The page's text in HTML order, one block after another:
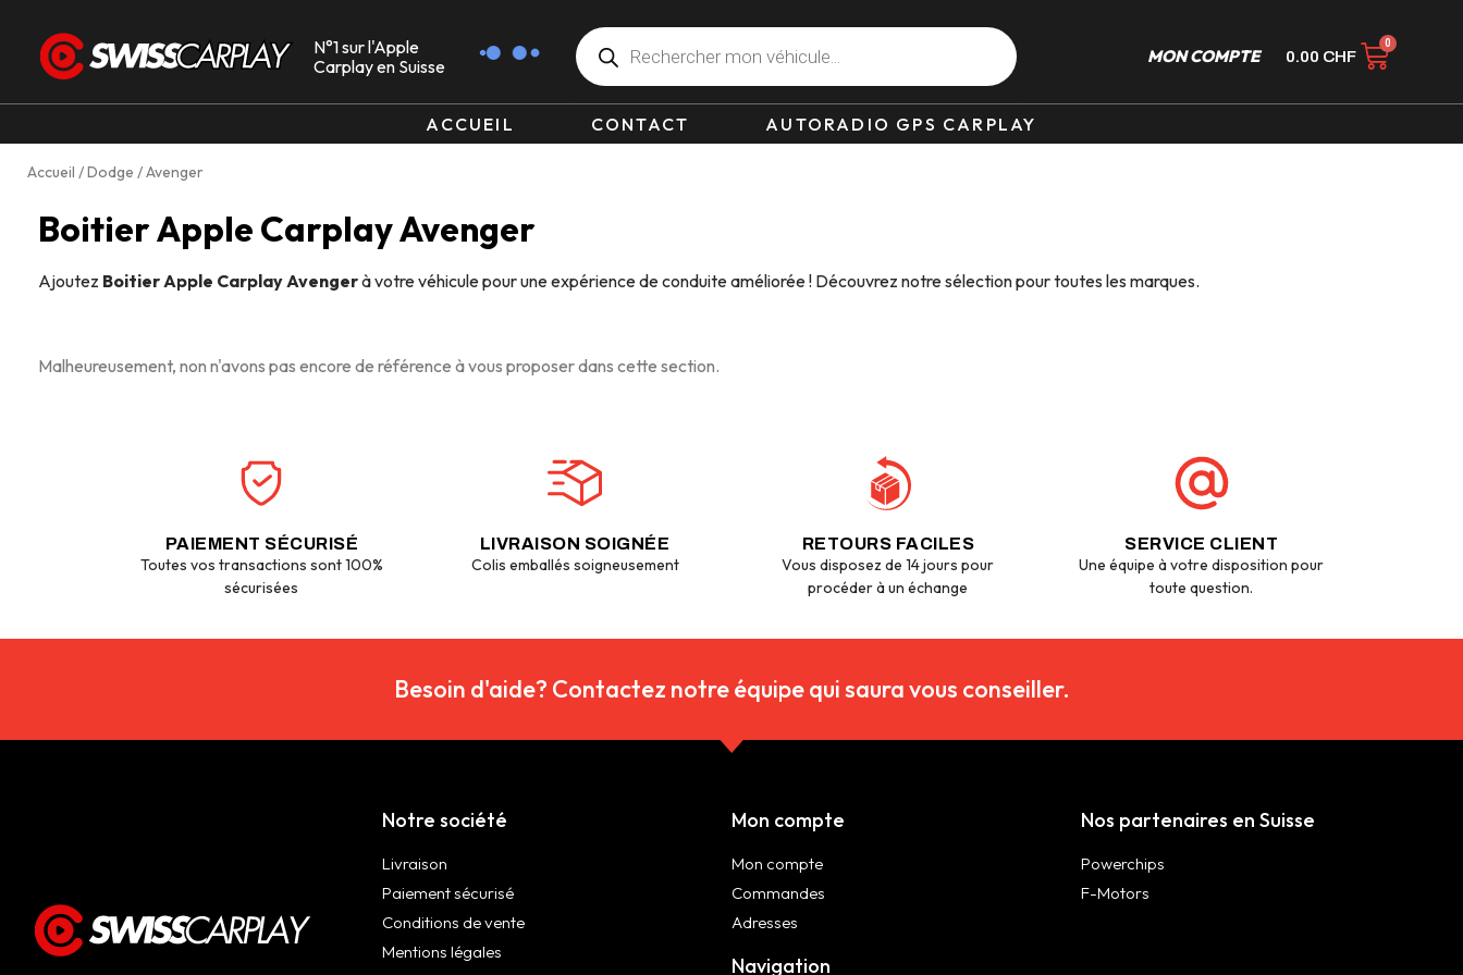
N°1 sur l'Apple
Carplay en Suisse
MON COMPTE 0.00 CHF
ACCUEIL CONTACT AUTORADIO GPS CARPLAY
Accueil /Dodge / Avenger
Boitier Apple Carplay Avenger
Ajoutez Boitier Apple Carplay Avengerà votre véhicule pour une expérience de conduite améliorée ! Découvrez notre sélection pour toutes les marques.
Malheureusement, non n'avons pas encore de référence à vous proposer dans cette section.
PAIEMENT SÉCURISÉ
Toutes vos transactions sont 100%
sécurisées
LIVRAISON SOIGNÉE
Colis emballés soigneusement
RETOURS FACILES
Vous disposez de 14 jours pour
procéder à un échange
SERVICE CLIENT
Une équipe à votre disposition pour
toute question.
Besoin d'aide? Contactez notre équipe qui saura vous conseiller.
Notre société
Livraison
Paiement sécurisé
Conditions de vente
Mentions légales
Mon compte
Mon compte
Commandes
Adresses
Navigation
Nos partenaires en Suisse
Powerchips
F-Motors